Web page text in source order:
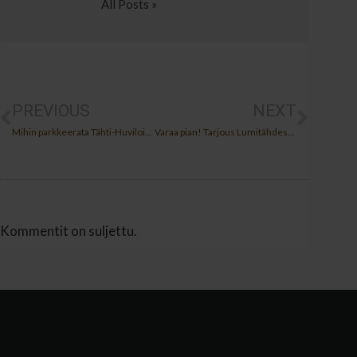
All Posts »
Mihin parkkeerata Tähti-Huviloissa? Riihivuoren huipun parkkipaikat Varaa pian! Tarjous Lumitähdessä 24.-26.5.!
Kommentit on suljettu.